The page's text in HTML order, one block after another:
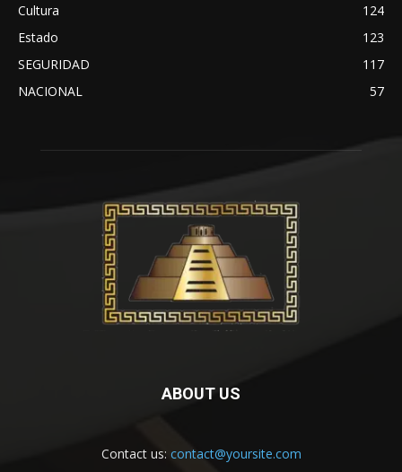
Cultura
124
Estado
123
SEGURIDAD
117
NACIONAL
57
ABOUT US
Contact us: contact@yoursite.com